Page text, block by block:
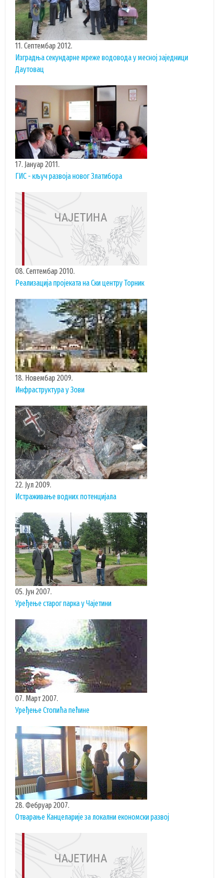
УДРУЖЕЊА И НВО
ЛОКАЛНА САМОУПРАВА
СКУПШТИНА
ПРЕДСЕДНИК
ОПШТИНСКО ВЕЋЕ
ОПШТИНСКА УПРАВА
ОПШТИНСКО ПРАВОБРАНИЛАШТВО
МЕСНЕ ЗАЈЕДНИЦЕ
ЈАВНА ПРЕДУЗЕЋА
КОМУНАЛНА МИЛИЦИЈА ОПШТИНЕ
ЧАЈЕТИНА
УСЛУГЕ
ПОРТАЛ Е-УПРАВА
ВОДИЧ КРОЗ ЛОКАЛНУ УПРАВУ
ПИСАРНИЦА
ВИРТУЕЛНИ МАТИЧАР
КОНКУРСИ, ПОЗИВИ, ОБАВЕШТЕЊА
ПОДНОШЕЊЕ ЗАХТЕВА УРБАНИЗАМ
ГИС ЧАЈЕТИНА
ПОСТАВИТЕ НАМ ПИТАЊЕ
ДОКУМЕНТА
КОНТАКТИ
ЗАПОСЛЕНИ У ОПШТИНСКОЈ УПРАВИ
ВАЖНИ ТЕЛЕФОНИ
ПОСТАВИТЕ ПИТАЊЕ
SEARCH
FORM
ПРЕТРАЖИ
11. Септембар 2012.
Изградња секундарне мреже водовода у месној заједници
Даутовац
17. Јануар 2011.
ГИС - кључ развоја новог Златибора
08. Септембар 2010.
Реализација пројеката на Ски центру Торник
18. Новембар 2009.
Инфраструктура у Зови
22. Јул 2009.
Истраживање водних потенцијала
05. Јун 2007.
Уређење старог парка у Чајетини
07. Март 2007.
Уређење Стопића пећине
28. Фебруар 2007.
Отварање Канцеларије за локални економски развој